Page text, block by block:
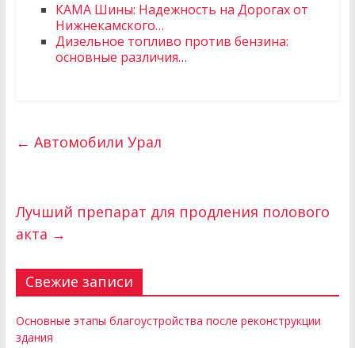
КАМА Шины: Надежность на Дорогах от
Нижнекамского…
Дизельное топливо против бензина:
основные различия…
← Автомобили Урал
Лучший препарат для продления полового
акта →
Свежие записи
Основные этапы благоустройства после реконструкции
здания